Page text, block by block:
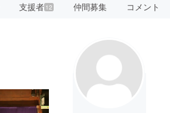
支援者 12 仲間募集 コメント